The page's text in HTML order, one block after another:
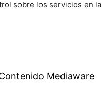
sobre los servicios en
Mediaware